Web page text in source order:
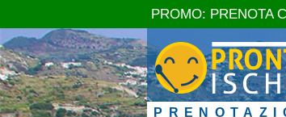
PROMO: PRENOTA